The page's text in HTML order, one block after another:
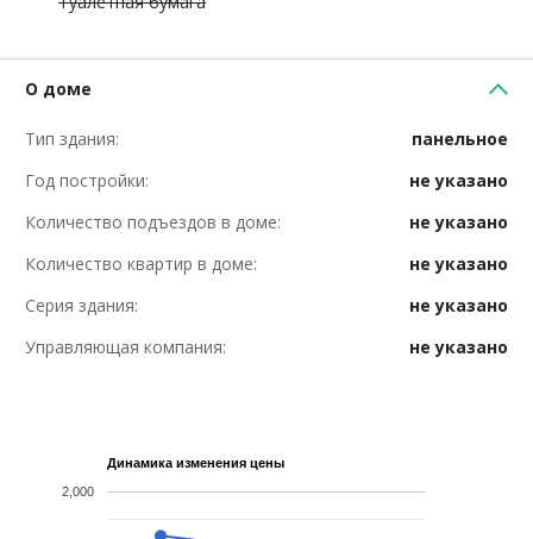
О доме
Тип здания:
панельное
Год постройки:
не указано
Количество подъездов в доме:
не указано
Количество квартир в доме:
не указано
Серия здания:
не указано
Управляющая компания:
не указано
Динамика изменения цены
2,000